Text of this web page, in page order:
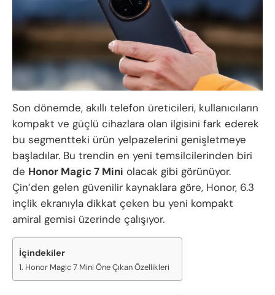
Son dönemde, akıllı telefon üreticileri, kullanıcıların
kompakt ve güçlü cihazlara olan ilgisini fark ederek
bu segmentteki ürün yelpazelerini genişletmeye
başladılar. Bu trendin en yeni temsilcilerinden biri
de Honor Magic 7 Mini olacak gibi görünüyor.
Çin’den gelen güvenilir kaynaklara göre, Honor, 6.3
inçlik ekranıyla dikkat çeken bu yeni kompakt
amiral gemisi üzerinde çalışıyor.
İçindekiler
Honor Magic 7 Mini Öne Çıkan Özellikleri